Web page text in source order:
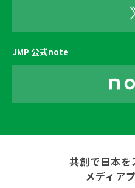
JMP 公式note
共創で日本を
メディア